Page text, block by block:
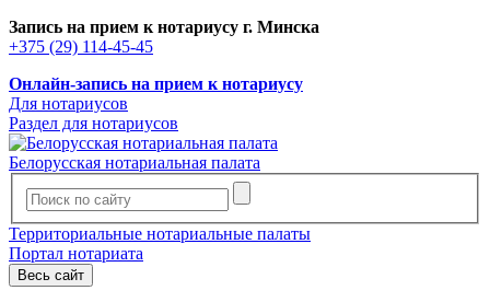
Запись на прием к нотариусу г. Минска
+375 (29) 114-45-45
Онлайн-запись на прием к нотариусу
Для нотариусов
Раздел для нотариусов
Белорусская нотариальная палата
Территориальные нотариальные палаты
Портал нотариата
Весь сайт